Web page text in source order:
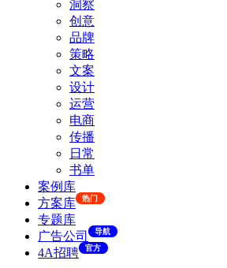
洞察
创意
品牌
策略
文案
设计
运营
电商
传播
日常
书单
案例库
方案库
热门
专题库
广告公司
导航
4A招聘 官方